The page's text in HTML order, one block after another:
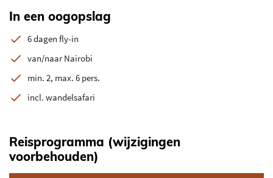
In een oogopslag
6 dagen fly-in
van/naar Nairobi
min. 2, max. 6 pers.
incl. wandelsafari
Reisprogramma (wijzigingen
voorbehouden)